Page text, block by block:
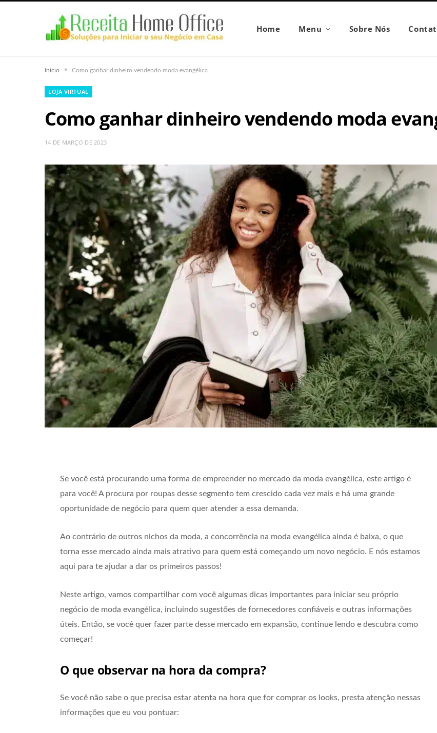
Home Menu Sobre Nós
Início » Como ganhar dinheiro vendendo moda evangélica
LOJA VIRTUAL
Como ganhar dinheiro vendendo moda
14 DE MARÇO DE 2023
Se você está procurando uma forma de empreender no mercado da moda evangélica, este artigo é
para você! A procura por roupas desse segmento tem crescido cada vez mais e há uma grande
oportunidade de negócio para quem quer atender a essa demanda.
Ao contrário de outros nichos da moda, a concorrência na moda evangélica ainda é baixa, o que
torna esse mercado ainda mais atrativo para quem está começando um novo negócio. E nós estamos
aqui para te ajudar a dar os primeiros passos!
Neste artigo, vamos compartilhar com você algumas dicas importantes para iniciar seu próprio
negócio de moda evangélica, incluindo sugestões de fornecedores confiáveis e outras informações
úteis. Então, se você quer fazer parte desse mercado em expansão, continue lendo e descubra como
começar!
O que observar na hora da compra?
Se você não sabe o que precisa estar atenta na hora que for comprar os looks, presta atenção nessas
informações que eu vou pontuar: